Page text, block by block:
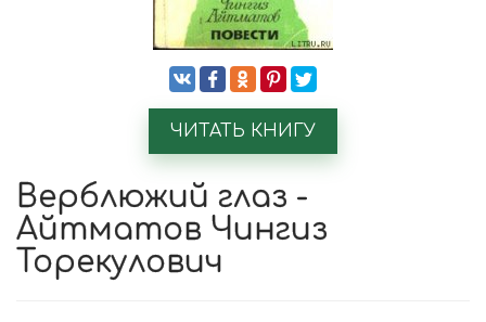
ЧИТАТЬ КНИГУ
Верблюжий глаз -
Айтматов Чингиз
Торекулович